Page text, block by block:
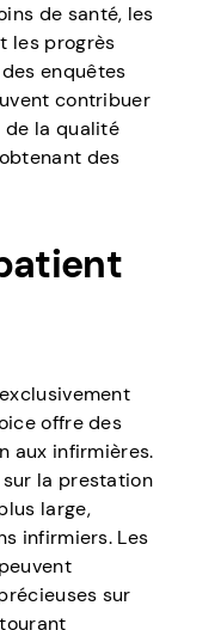
de santé, les
les progrès
enquêtes
contribuer
de la qualité
des
offre des
aux infirmières.
la prestation
large,
infirmiers. Les
sur